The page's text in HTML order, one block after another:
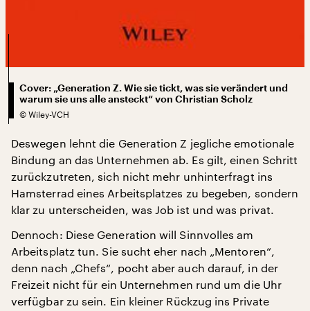
Cover: „Generation Z. Wie sie tickt, was sie verändert und
warum sie uns alle ansteckt“ von Christian Scholz
© Wiley-VCH
Deswegen lehnt die Generation Z jegliche emotionale
Bindung an das Unternehmen ab. Es gilt, einen Schritt
zurückzutreten, sich nicht mehr unhinterfragt ins
Hamsterrad eines Arbeitsplatzes zu begeben, sondern
klar zu unterscheiden, was Job ist und was privat.
Dennoch: Diese Generation will Sinnvolles am
Arbeitsplatz tun. Sie sucht eher nach „Mentoren“,
denn nach „Chefs“, pocht aber auch darauf, in der
Freizeit nicht für ein Unternehmen rund um die Uhr
verfügbar zu sein. Ein kleiner Rückzug ins Private